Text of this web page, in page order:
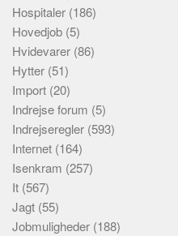
Hospitaler (186)
Hovedjob (5)
Hvidevarer (86)
Hytter (51)
Import (20)
Indrejse forum (5)
Indrejseregler (593)
Internet (164)
Isenkram (257)
It (567)
Jagt (55)
Jobmuligheder (188)